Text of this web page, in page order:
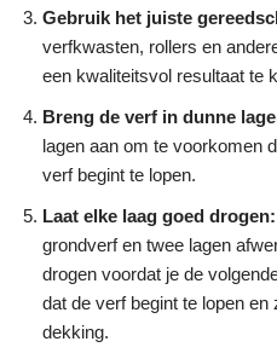
Gebruik het juiste
verfkwasten, rollers en
een kwaliteitsvol resultaat te
Breng de verf in dunne
lagen aan om te voorkomen
verf begint te lopen.
Laat elke laag goed drogen:
grondverf en twee lagen
drogen voordat je de
dat de verf begint te lopen
dekking.